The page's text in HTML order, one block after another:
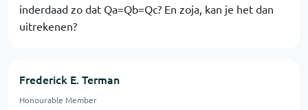
inderdaad zo dat Qa=Qb=Qc? En zoja, kan je het dan
uitrekenen?
Frederick E. Terman
Honourable Member